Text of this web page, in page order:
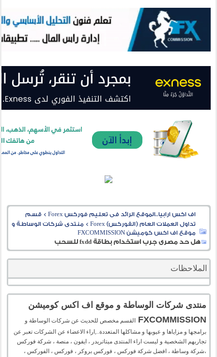
اف اكس ارابيا..الموقع الرائد فى تعليم فوركس Forex > قسم
تداول العملات العام (الفوركس) Forex
> منتدى شركات الوساطة و
موقع اف اكس كوميشن FXCOMMISSION
هل حد مصرى جرب استخدام بطاقة fxdd للسحب
الملاحظات
منتدى شركات الوساطة و موقع اف اكس كوميشن
FXCOMMISSION
القسم مخصص للحديث عن شركات الوساطة و
برامجها و مزاياها و عيوبها و مشاكلها المتعددة..,اراء الاعضاء عن الشركات تعبر عن
تجاربهم الشخصية و ليست اراء المنتدى ميتاتريدر ، ايفون ، منصة ، شركة فوركس
،شركة وساطة ، افضل شركة فوركس ، فوركس بروكر ، فوركس ، الفوركس ،